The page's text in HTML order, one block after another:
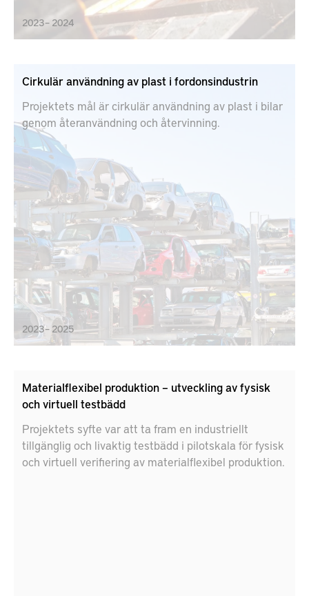
2023 – 2024
Cirkulär användning av plast i fordonsindustrin
Projektets mål är cirkulär användning av plast i bilar
genom återanvändning och återvinning.
2023 – 2025
Materialflexibel produktion – utveckling av fysisk
och virtuell testbädd
Projektets syfte var att ta fram en industriellt
tillgänglig och livaktig testbädd i pilotskala för fysisk
och virtuell verifiering av materialflexibel produktion.